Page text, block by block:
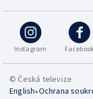
Instagram
© Česká televize
English•Ochrana